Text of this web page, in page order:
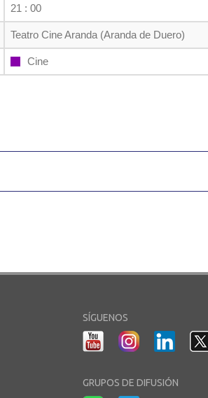
21 : 00
Teatro Cine Aranda (Aranda de Duero)
Cine
SÍGUENOS
GRUPOS DE DIFUSIÓN